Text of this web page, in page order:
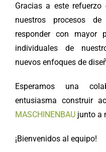
Gracias a este refuerzo
nuestros procesos
responder con mayor
individuales de
nuevos enfoques de
Esperamos una
entusiasma construir
MASCHINENBAUjunto a
¡Bienvenidos al equipo!